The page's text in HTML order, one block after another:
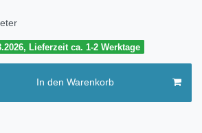
Lieferzeit ca. 1-2 Werktage
In den Warenkorb